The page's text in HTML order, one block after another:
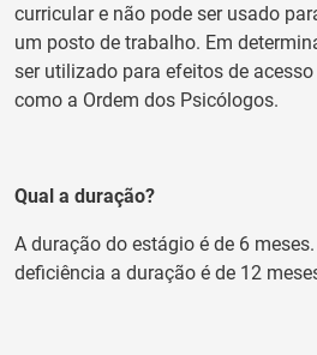
curricular e não pode ser usado
um posto de trabalho. Em
ser utilizado para efeitos de
como a Ordem dos Psicólogos.
Qual a duração?
A duração do estágio é de 6
deficiência a duração é de 12